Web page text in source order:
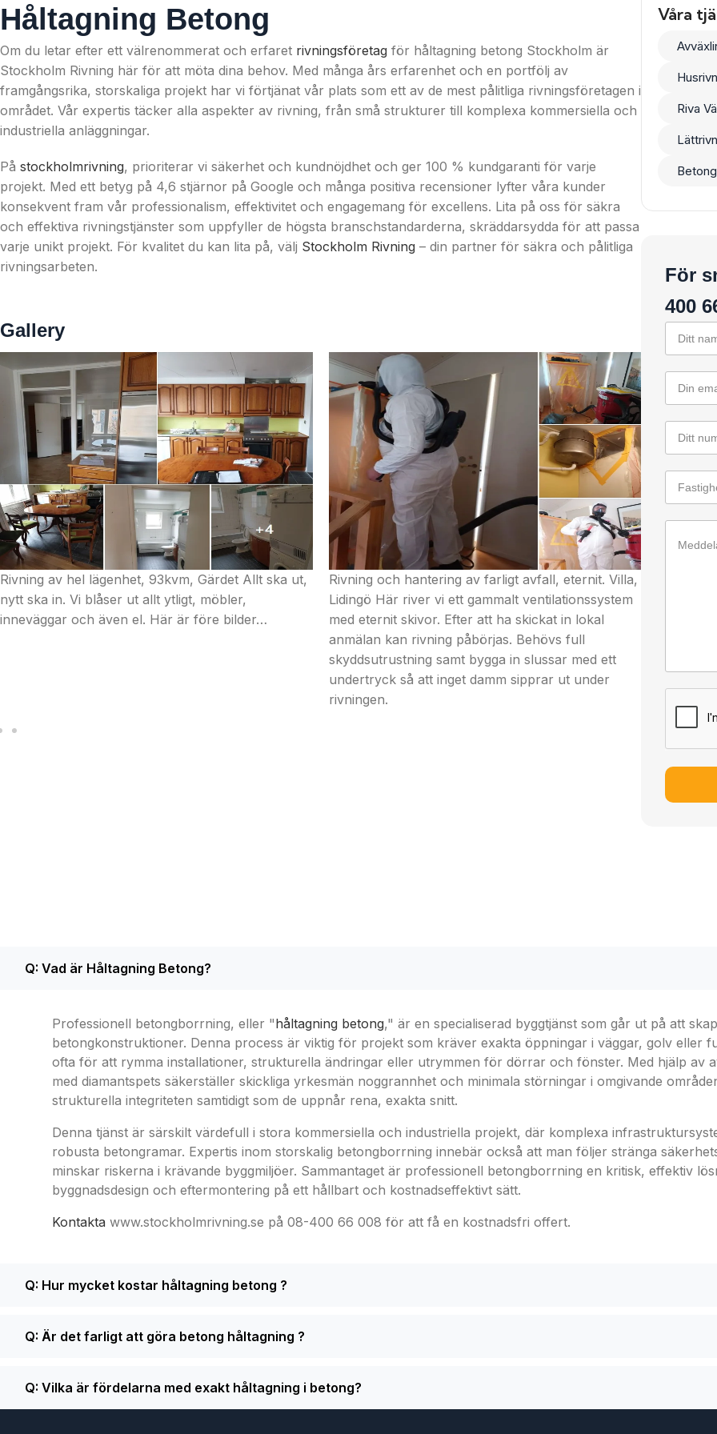
Håltagning Betong
Om du letar efter ett välrenommerat och erfaret rivningsföretag för håltagning betong Stockholm är
Stockholm Rivning här för att möta dina behov. Med många års erfarenhet och en portfölj av
framgångsrika, storskaliga projekt har vi förtjänat vår plats som ett av de mest pålitliga rivningsföretagen i
området. Vår expertis täcker alla aspekter av rivning, från små strukturer till komplexa kommersiella och
industriella anläggningar.
På stockholmrivning, prioriterar vi säkerhet och kundnöjdhet och ger 100 % kundgaranti för varje
projekt. Med ett betyg på 4,6 stjärnor på Google och många positiva recensioner lyfter våra kunder
konsekvent fram vår professionalism, effektivitet och engagemang för excellens. Lita på oss för säkra
och effektiva rivningstjänster som uppfyller de högsta branschstandarderna, skräddarsydda för att passa
varje unikt projekt. För kvalitet du kan lita på, välj Stockholm Rivning – din partner för säkra och pålitliga
rivningsarbeten.
Gallery
Rivning och hantering av farligt avfall, eternit. Villa,
Lidingö Här river vi ett gammalt ventilationssystem
med eternit skivor. Efter att ha skickat in lokal
Bostadsrättsförening, Vivstavarvsvägen Nu är vi
färdiga med rivning av en lokal som ska senare ska
omvandlas till en bostad. Vi har även utfört
provtagning för att säkerställa att inget farligt avfall
finns på plats.
Våra
Riva
För
400
Q: Vad är Håltagning Betong?
Professionell betongborrning, eller "håltagning betong," är en specialiserad byggtjänst som går ut på att
betongkonstruktioner. Denna process är viktig för projekt som kräver exakta öppningar i väggar, golv eller
ofta för att rymma installationer, strukturella ändringar eller utrymmen för dörrar och fönster. Med hjälp av
med diamantspets säkerställer skickliga yrkesmän noggrannhet och minimala störningar i omgivande
strukturella integriteten samtidigt som de uppnår rena, exakta snitt.
Denna tjänst är särskilt värdefull i stora kommersiella och industriella projekt, där komplexa
robusta betongramar. Expertis inom storskalig betongborrning innebär också att man följer stränga
minskar riskerna i krävande byggmiljöer. Sammantaget är professionell betongborrning en kritisk, effektiv
byggnadsdesign och eftermontering på ett hållbart och kostnadseffektivt sätt.
Kontakta www.stockholmrivning.se på 08-400 66 008 för att få en kostnadsfri offert.
Q: Hur mycket kostar håltagning betong ?
Q: Är det farligt att göra betong håltagning ?
Q: Vilka är fördelarna med exakt håltagning i betong?